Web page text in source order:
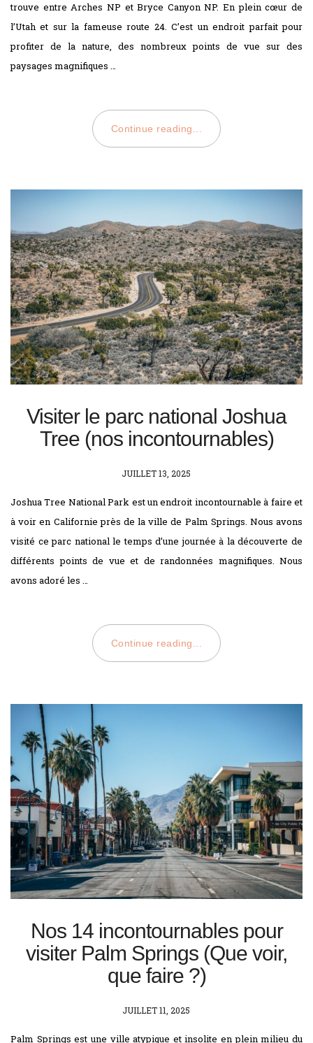
trouve entre Arches NP et Bryce Canyon NP. En plein cœur de
l’Utah et sur la fameuse route 24. C’est un endroit parfait pour
profiter de la nature, des nombreux points de vue sur des
paysages magnifiques …
Continue reading...
Visiter le parc national Joshua
Tree (nos incontournables)
POSTED
JUILLET 13, 2025
Joshua Tree National Park est un endroit incontournable à faire et
à voir en Californie près de la ville de Palm Springs. Nous avons
visité ce parc national le temps d’une journée à la découverte de
différents points de vue et de randonnées magnifiques. Nous
avons adoré les …
Continue reading...
Nos 14 incontournables pour
visiter Palm Springs (Que voir,
que faire ?)
POSTED
JUILLET 11, 2025
Palm Springs est une ville atypique et insolite en plein milieu du